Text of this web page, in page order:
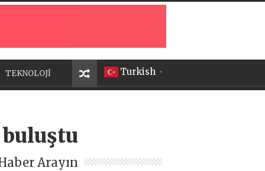
Turkish ▼
TEKNOLOJİ
buluştu
Arayın